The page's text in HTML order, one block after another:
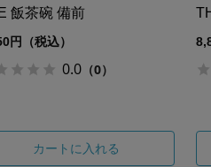
飯茶碗 備前
円（税込）
0.0 （0）
カートに入れる